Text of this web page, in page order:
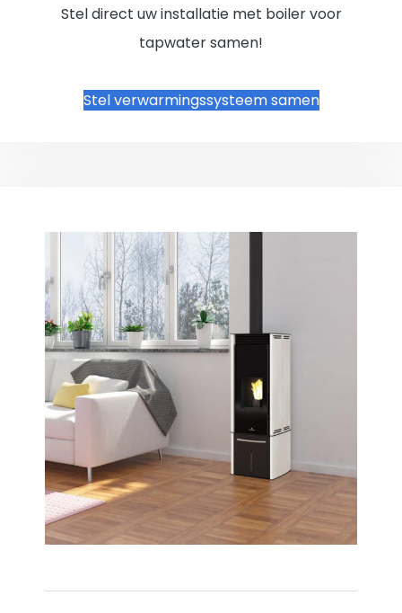
Stel direct uw installatie met boiler voor
tapwater samen!
Stel verwarmingssysteem samen